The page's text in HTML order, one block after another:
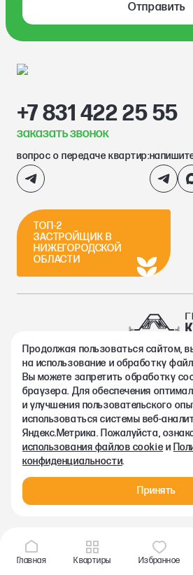
Отправить
+7 831 422 25 55
заказать звонок
вопрос о передаче квартир:
ТОП-2
ЗАСТРОЙЩИК В
НИЖЕГОРОДСКОЙ
ОБЛАСТИ
2002-2026. Группа компаний Каркас
Политика конфиденциальности
Правовая информация
Согласие на обработку персональных
Согласие на получение рекламно-
Любая информация, представленная
исключительно информационный
условиях не является публичной
Главная Квартиры Избранное
Продолжая пользоваться сайтом,
на использование и обработку
Вы можете запретить обработку
браузера. Для обеспечения
и улучшения пользовательского
использоваться системы веб-
Яндекс.Метрика. Пожалуйста,
использования файлов cookieи
конфиденциальности.
Принять